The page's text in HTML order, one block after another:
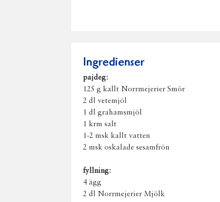
Ingredienser
pajdeg:
125 g kallt Norrmejerier Smör
2 dl vetemjöl
1 dl grahamsmjöl
1 krm salt
1-2 msk kallt vatten
2 msk oskalade sesamfrön
fyllning:
4 ägg
2 dl Norrmejerier Mjölk